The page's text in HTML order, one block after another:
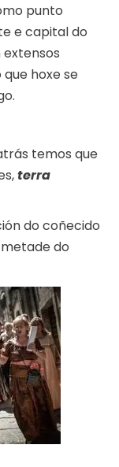
punto
e capital do
hoxe se
temos que
terra
do coñecido
do